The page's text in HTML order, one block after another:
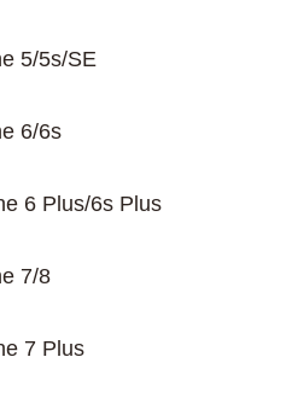
5/5s/SE
6/6s
6 Plus/6s Plus
7/8
7 Plus